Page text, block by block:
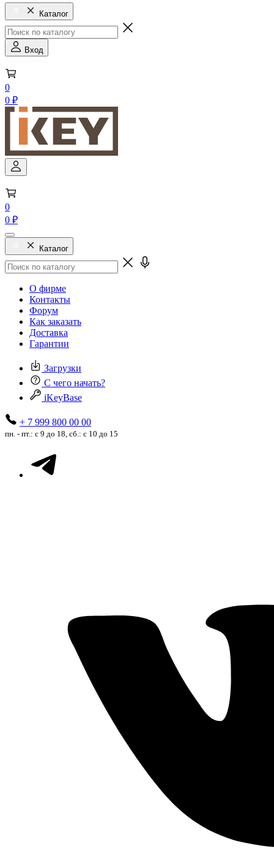
Каталог
Вход
0
0 ₽
0
0 ₽
Каталог
О фирме
Контакты
Форум
Как заказать
Доставка
Гарантии
Загрузки
С чего начать?
iKeyBase
+ 7 999 800 00 00
пн. - пт.: с 9 до 18, сб.: с 10 до 15